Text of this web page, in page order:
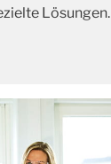
Lösungen.